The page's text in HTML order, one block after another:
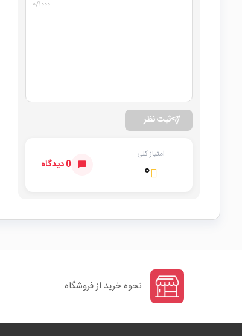
۰/۱۰۰۰
ثبت نظر
امتیاز کلی
۰ 0 دیدگاه
نحوه خرید از فروشگاه